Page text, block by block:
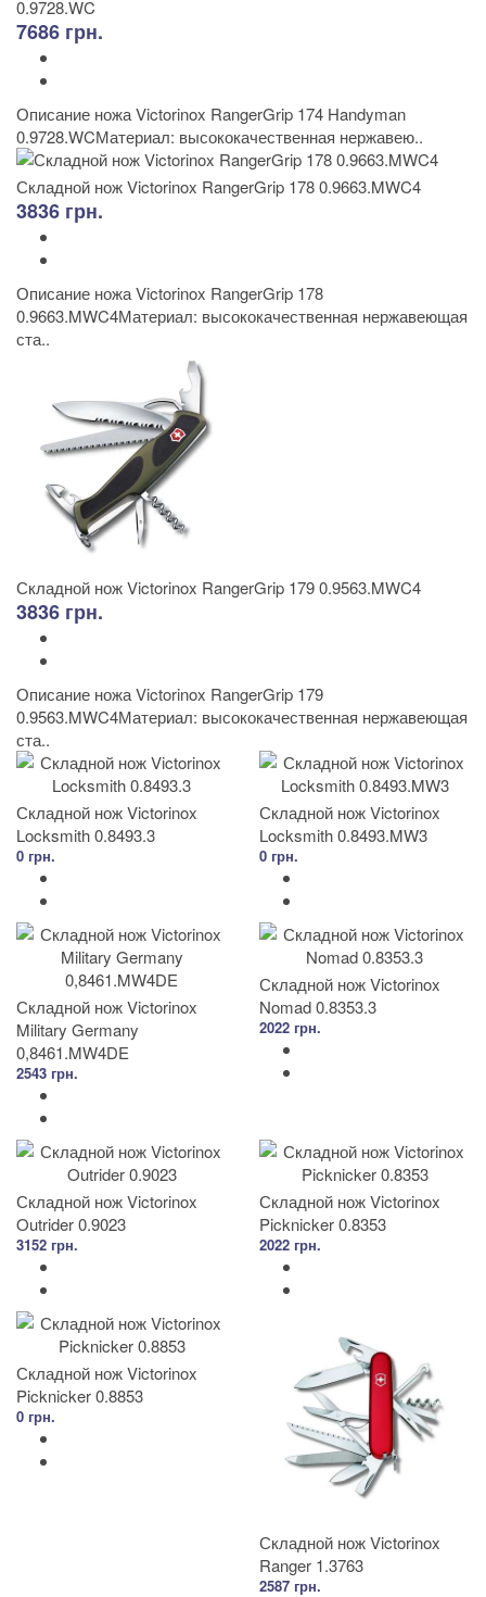
0.9728.WC
7686 грн.
Описание ножа Victorinox RangerGrip 174 Handyman
0.9728.WCМатериал: высококачественная нержавею..
Складной нож Victorinox RangerGrip 178 0.9663.MWC4
3836 грн.
Описание ножа Victorinox RangerGrip 178
0.9663.MWC4Материал: высококачественная нержавеющая
ста..
Складной нож Victorinox RangerGrip 179 0.9563.MWC4
3836 грн.
Описание ножа Victorinox RangerGrip 179
0.9563.MWC4Материал: высококачественная нержавеющая
ста..
Складной нож Victorinox
Locksmith 0.8493.3
0 грн.
Складной нож Victorinox
Locksmith 0.8493.MW3
0 грн.
Складной нож Victorinox
Military Germany
0,8461.MW4DE
2543 грн.
Складной нож Victorinox
Nomad 0.8353.3
2022 грн.
Складной нож Victorinox
Outrider 0.9023
3152 грн.
Складной нож Victorinox
Picknicker 0.8353
2022 грн.
Складной нож Victorinox
Picknicker 0.8853
0 грн.
Складной нож Victorinox
Ranger 1.3763
2587 грн.